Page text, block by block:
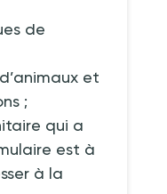
de
et
;
qui a
est à
à la